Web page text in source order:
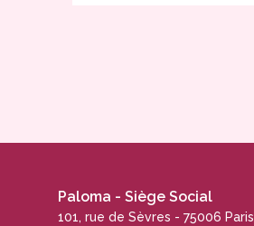
Paloma - Siège Social
101, rue de Sèvres - 75006 Paris